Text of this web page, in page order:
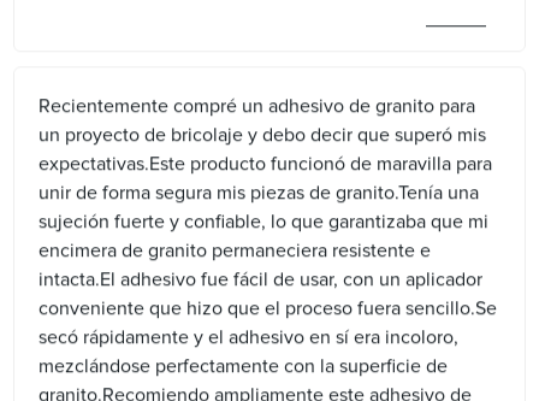
Recientemente compré un adhesivo de granito para
un proyecto de bricolaje y debo decir que superó mis
expectativas.Este producto funcionó de maravilla para
unir de forma segura mis piezas de granito.Tenía una
sujeción fuerte y confiable, lo que garantizaba que mi
encimera de granito permaneciera resistente e
intacta.El adhesivo fue fácil de usar, con un aplicador
conveniente que hizo que el proceso fuera sencillo.Se
secó rápidamente y el adhesivo en sí era incoloro,
mezclándose perfectamente con la superficie de
granito.Recomiendo ampliamente este adhesivo de